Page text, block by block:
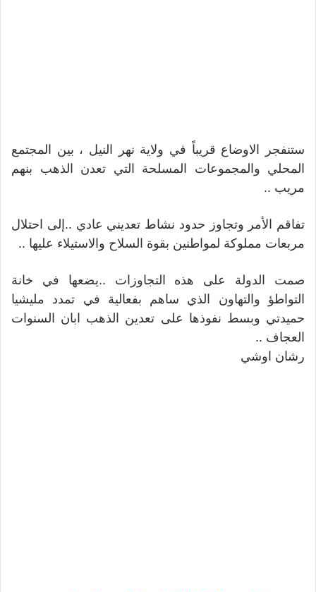
ستنفجر الاوضاع قريباً في ولاية نهر النيل ، بين المجتمع
المحلي والمجموعات المسلحة التي تعدن الذهب بنهم
مريب ..
تفاقم الأمر وتجاوز حدود نشاط تعديني عادي ..إلى احتلال
مربعات مملوكة لمواطنين بقوة السلاح والاستيلاء عليها ..
صمت الدولة على هذه التجاوزات ..يضعها في خانة
التواطؤ والتهاون الذي ساهم بفعالية في تمدد مليشيا
حميدتي وبسط نفوذها على تعدين الذهب ابان السنوات
العجاف ..
رشان اوشي